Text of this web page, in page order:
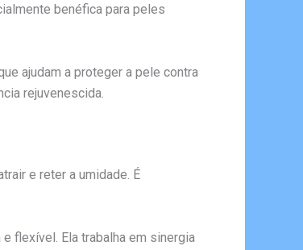
benéfica para peles
ajudam a proteger a pele contra
rejuvenescida.
e reter a umidade. É
flexível. Ela trabalha em sinergia